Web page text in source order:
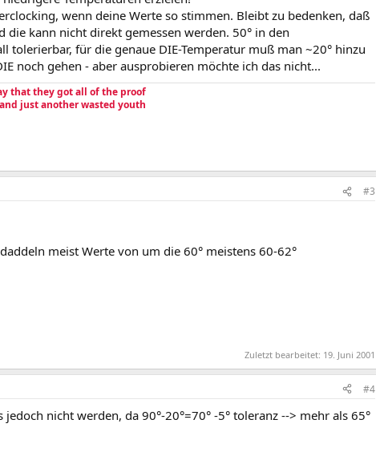
wenn deine Werte so stimmen. Bleibt zu bedenken, daß
die kann nicht direkt gemessen werden. 50° in den
tolerierbar, für die genaue DIE-Temperatur muß man ~20° hinzu
noch gehen - aber ausprobieren möchte ich das nicht...
that they got all of the proof
just another wasted youth
#3
meist Werte von um die 60° meistens 60-62°
Zuletzt bearbeitet: 19. Juni 2001
#4
nicht werden, da 90°-20°=70° -5° toleranz --> mehr als 65°